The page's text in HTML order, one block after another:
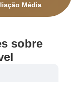
Média
sobre